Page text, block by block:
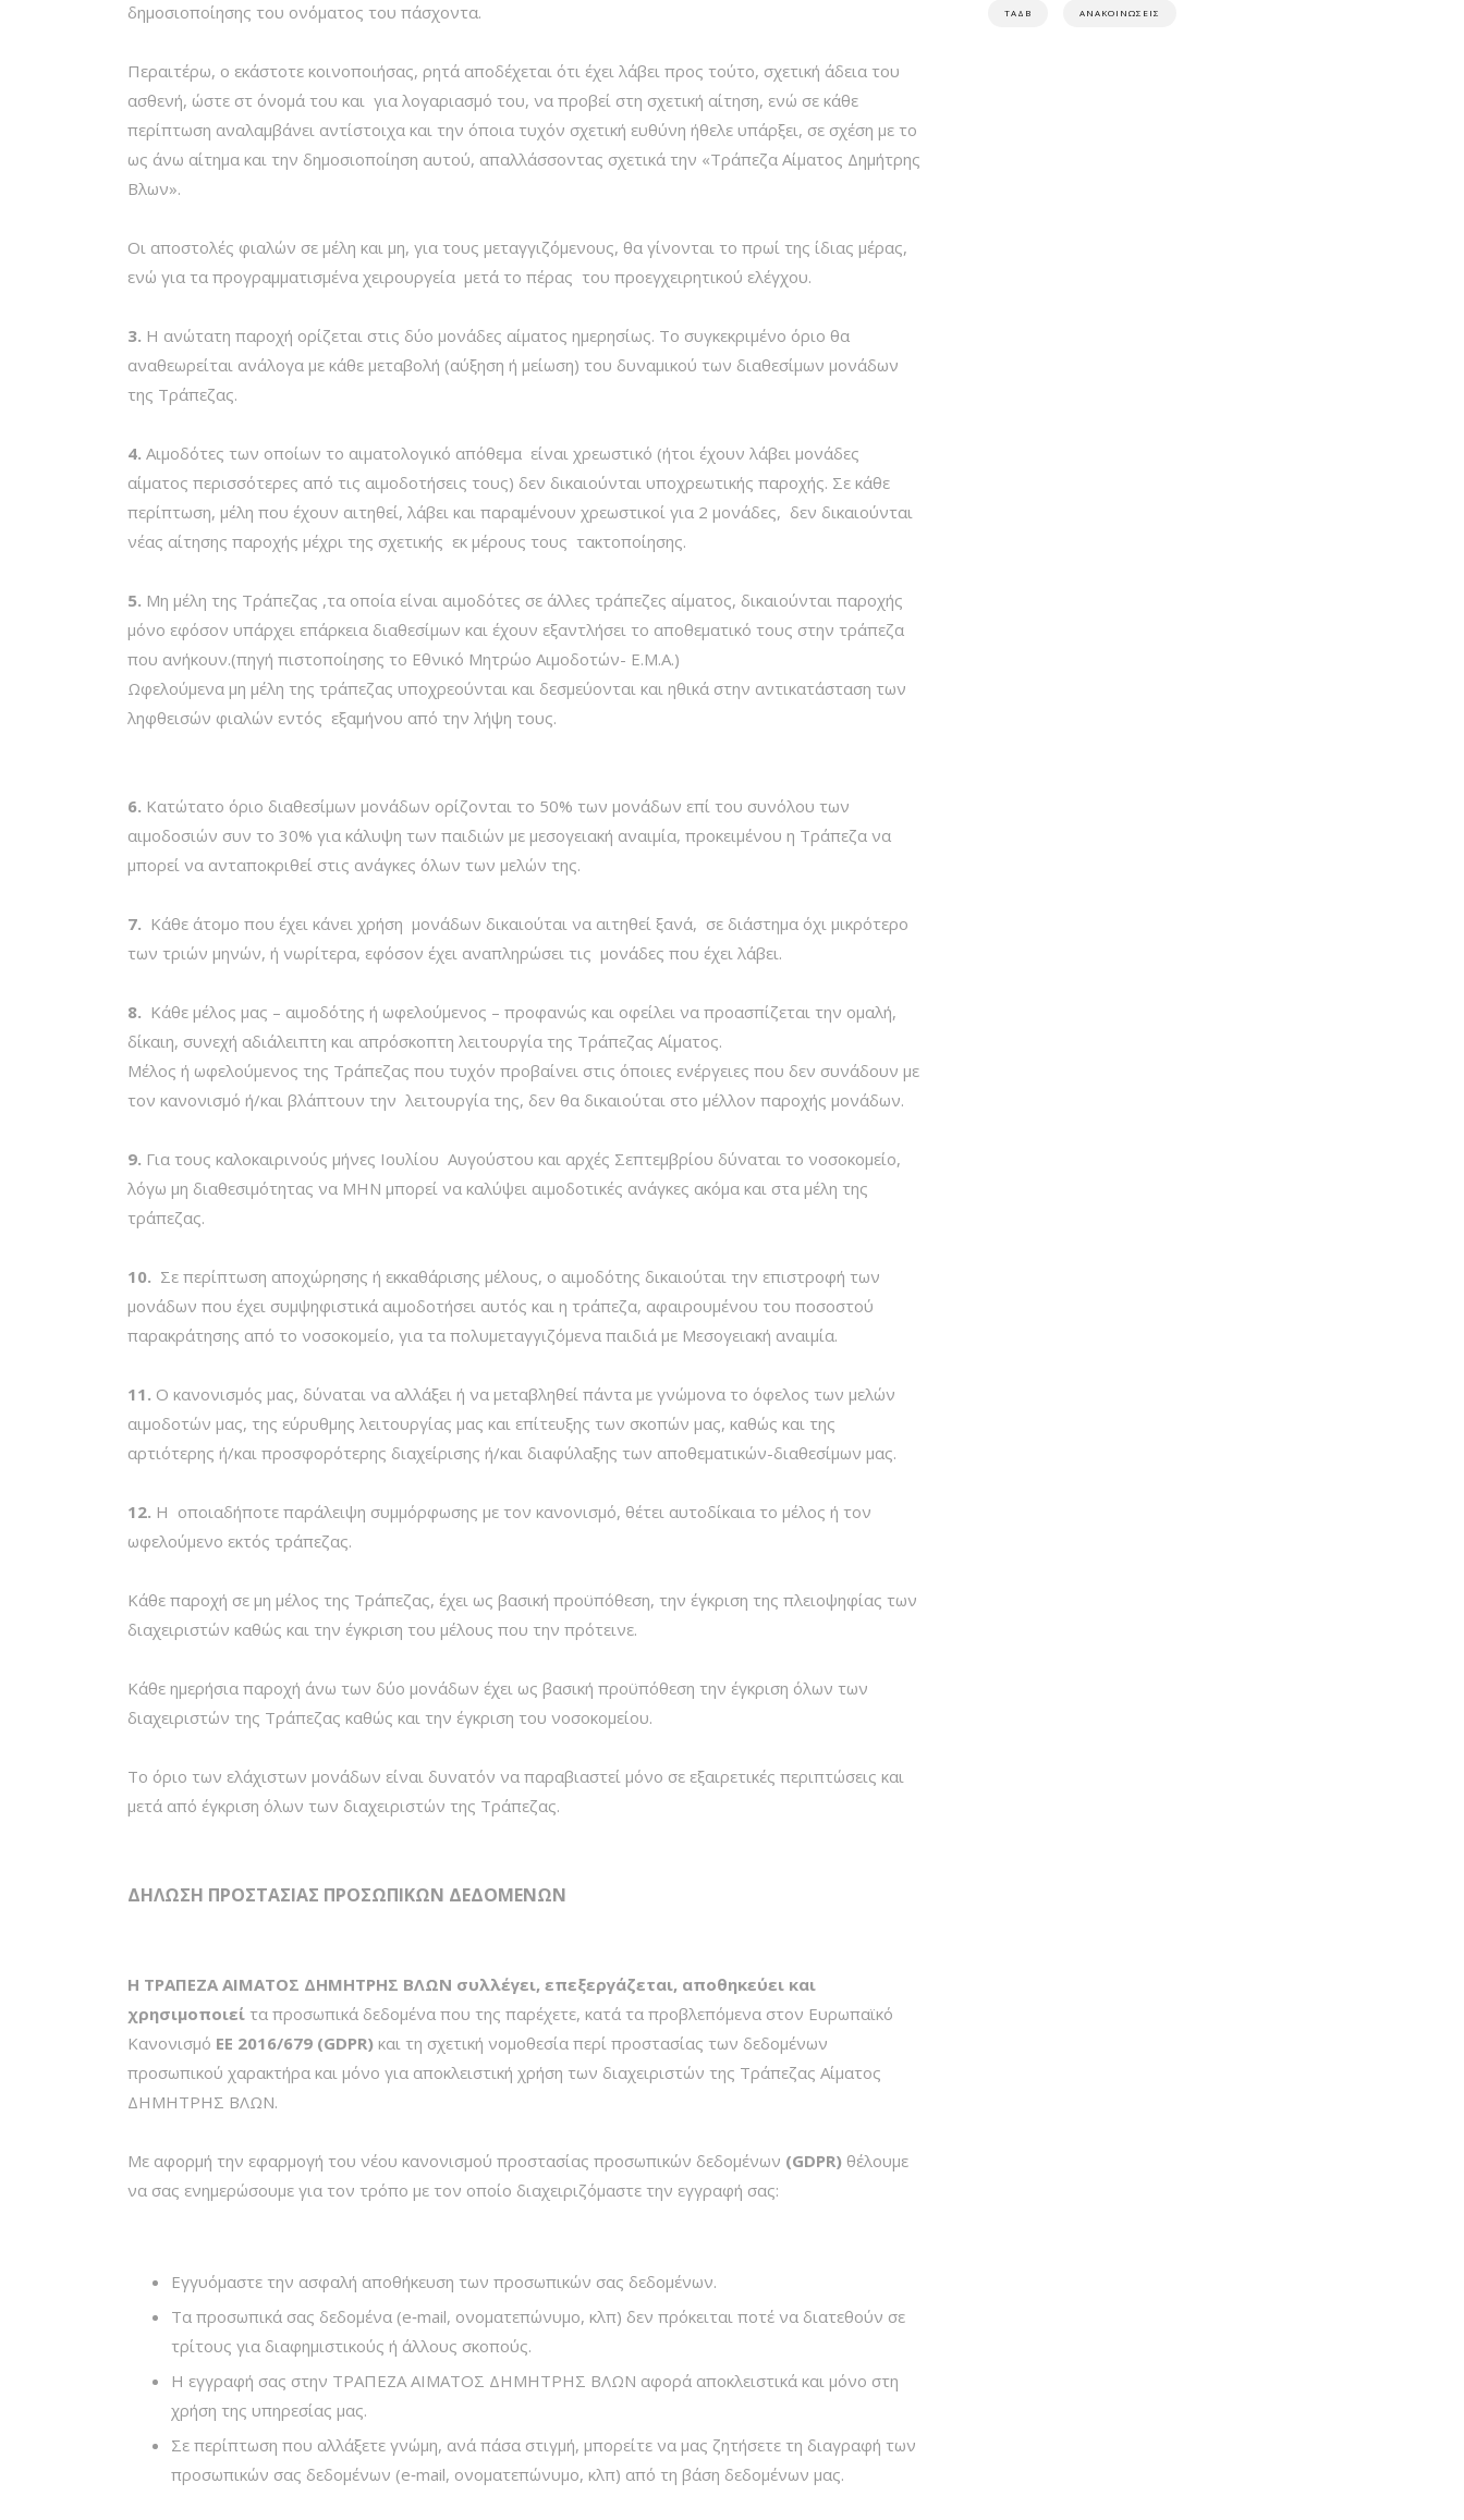
δημοσιοποίησης του ονόματος του πάσχοντα.
Περαιτέρω, ο εκάστοτε κοινοποιήσας, ρητά αποδέχεται ότι έχει λάβει προς τούτο, σχετική άδεια του
ασθενή, ώστε στ όνομά του και για λογαριασμό του, να προβεί στη σχετική αίτηση, ενώ σε κάθε
περίπτωση αναλαμβάνει αντίστοιχα και την όποια τυχόν σχετική ευθύνη ήθελε υπάρξει, σε σχέση με το
ως άνω αίτημα και την δημοσιοποίηση αυτού, απαλλάσσοντας σχετικά την «Τράπεζα Αίματος Δημήτρης
Βλων».
Οι αποστολές φιαλών σε μέλη και μη, για τους μεταγγιζόμενους, θα γίνονται το πρωί της ίδιας μέρας,
ενώ για τα προγραμματισμένα χειρουργεία μετά το πέρας του προεγχειρητικού ελέγχου.
3. Η ανώτατη παροχή ορίζεται στις δύο μονάδες αίματος ημερησίως. Το συγκεκριμένο όριο θα
αναθεωρείται ανάλογα με κάθε μεταβολή (αύξηση ή μείωση) του δυναμικού των διαθεσίμων μονάδων
της Τράπεζας.
4. Αιμοδότες των οποίων το αιματολογικό απόθεμα είναι χρεωστικό (ήτοι έχουν λάβει μονάδες
αίματος περισσότερες από τις αιμοδοτήσεις τους) δεν δικαιούνται υποχρεωτικής παροχής. Σε κάθε
περίπτωση, μέλη που έχουν αιτηθεί, λάβει και παραμένουν χρεωστικοί για 2 μονάδες, δεν δικαιούνται
νέας αίτησης παροχής μέχρι της σχετικής εκ μέρους τους τακτοποίησης.
5. Μη μέλη της Τράπεζας ,τα οποία είναι αιμοδότες σε άλλες τράπεζες αίματος, δικαιούνται παροχής
μόνο εφόσον υπάρχει επάρκεια διαθεσίμων και έχουν εξαντλήσει το αποθεματικό τους στην τράπεζα
που ανήκουν.(πηγή πιστοποίησης το Εθνικό Μητρώο Αιμοδοτών- Ε.Μ.Α.)
Ωφελούμενα μη μέλη της τράπεζας υποχρεούνται και δεσμεύονται και ηθικά στην αντικατάσταση των
ληφθεισών φιαλών εντός εξαμήνου από την λήψη τους.
6. Κατώτατο όριο διαθεσίμων μονάδων ορίζονται το 50% των μονάδων επί του συνόλου των
αιμοδοσιών συν το 30% για κάλυψη των παιδιών με μεσογειακή αναιμία, προκειμένου η Τράπεζα να
μπορεί να ανταποκριθεί στις ανάγκες όλων των μελών της.
7. Κάθε άτομο που έχει κάνει χρήση μονάδων δικαιούται να αιτηθεί ξανά, σε διάστημα όχι μικρότερο
των τριών μηνών, ή νωρίτερα, εφόσον έχει αναπληρώσει τις μονάδες που έχει λάβει.
8. Κάθε μέλος μας – αιμοδότης ή ωφελούμενος – προφανώς και οφείλει να προασπίζεται την ομαλή,
δίκαιη, συνεχή αδιάλειπτη και απρόσκοπτη λειτουργία της Τράπεζας Αίματος.
Μέλος ή ωφελούμενος της Τράπεζας που τυχόν προβαίνει στις όποιες ενέργειες που δεν συνάδουν με
τον κανονισμό ή/και βλάπτουν την λειτουργία της, δεν θα δικαιούται στο μέλλον παροχής μονάδων.
9. Για τους καλοκαιρινούς μήνες Ιουλίου Αυγούστου και αρχές Σεπτεμβρίου δύναται το νοσοκομείο,
λόγω μη διαθεσιμότητας να ΜΗΝ μπορεί να καλύψει αιμοδοτικές ανάγκες ακόμα και στα μέλη της
τράπεζας.
10. Σε περίπτωση αποχώρησης ή εκκαθάρισης μέλους, ο αιμοδότης δικαιούται την επιστροφή των
μονάδων που έχει συμψηφιστικά αιμοδοτήσει αυτός και η τράπεζα, αφαιρουμένου του ποσοστού
παρακράτησης από το νοσοκομείο, για τα πολυμεταγγιζόμενα παιδιά με Μεσογειακή αναιμία.
11. Ο κανονισμός μας, δύναται να αλλάξει ή να μεταβληθεί πάντα με γνώμονα το όφελος των μελών
αιμοδοτών μας, της εύρυθμης λειτουργίας μας και επίτευξης των σκοπών μας, καθώς και της
αρτιότερης ή/και προσφορότερης διαχείρισης ή/και διαφύλαξης των αποθεματικών-διαθεσίμων μας.
12. Η οποιαδήποτε παράλειψη συμμόρφωσης με τον κανονισμό, θέτει αυτοδίκαια το μέλος ή τον
ωφελούμενο εκτός τράπεζας.
Κάθε παροχή σε μη μέλος της Τράπεζας, έχει ως βασική προϋπόθεση, την έγκριση της πλειοψηφίας των
διαχειριστών καθώς και την έγκριση του μέλους που την πρότεινε.
Κάθε ημερήσια παροχή άνω των δύο μονάδων έχει ως βασική προϋπόθεση την έγκριση όλων των
διαχειριστών της Τράπεζας καθώς και την έγκριση του νοσοκομείου.
Το όριο των ελάχιστων μονάδων είναι δυνατόν να παραβιαστεί μόνο σε εξαιρετικές περιπτώσεις και
μετά από έγκριση όλων των διαχειριστών της Τράπεζας.
ΔΗΛΩΣΗ ΠΡΟΣΤΑΣΙΑΣ ΠΡΟΣΩΠΙΚΩΝ ΔΕΔΟΜΕΝΩΝ
Η ΤΡΑΠΕΖΑ ΑΙΜΑΤΟΣ ΔΗΜΗΤΡΗΣ ΒΛΩΝ συλλέγει, επεξεργάζεται, αποθηκεύει και
χρησιμοποιεί τα προσωπικά δεδομένα που της παρέχετε, κατά τα προβλεπόμενα στον Ευρωπαϊκό
Κανονισμό ΕΕ 2016/679 (GDPR) και τη σχετική νομοθεσία περί προστασίας των δεδομένων
προσωπικού χαρακτήρα και μόνο για αποκλειστική χρήση των διαχειριστών της Τράπεζας Αίματος
ΔΗΜΗΤΡΗΣ ΒΛΩΝ.
Με αφορμή την εφαρμογή του νέου κανονισμού προστασίας προσωπικών δεδομένων (GDPR) θέλουμε
να σας ενημερώσουμε για τον τρόπο με τον οποίο διαχειριζόμαστε την εγγραφή σας:
Εγγυόμαστε την ασφαλή αποθήκευση των προσωπικών σας δεδομένων.
Τα προσωπικά σας δεδομένα (e‑mail, ονοματεπώνυμο, κλπ) δεν πρόκειται ποτέ να διατεθούν σε
τρίτους για διαφημιστικούς ή άλλους σκοπούς.
Η εγγραφή σας στην ΤΡΑΠΕΖΑ ΑΙΜΑΤΟΣ ΔΗΜΗΤΡΗΣ ΒΛΩΝ αφορά αποκλειστικά και μόνο στη
χρήση της υπηρεσίας μας.
Σε περίπτωση που αλλάξετε γνώμη, ανά πάσα στιγμή, μπορείτε να μας ζητήσετε τη διαγραφή των
προσωπικών σας δεδομένων (e‑mail, ονοματεπώνυμο, κλπ) από τη βάση δεδομένων μας.
ΤΑΔΒ ΑΝΑΚΟΙΝΩΣΕΙΣ